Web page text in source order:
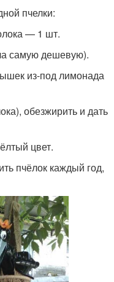
пчелки:
— 1 шт.
самую дешевую).
из-под лимонада
обезжирить и дать
цвет.
пчёлок каждый год,